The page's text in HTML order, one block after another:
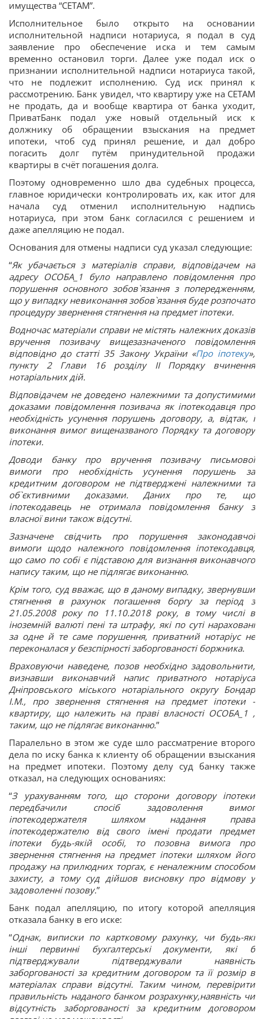
имущества “СЕТАМ”.
Исполнительное было открыто на основании
исполнительной надписи нотариуса, я подал в суд
заявление про обеспечение иска и тем самым
временно остановил торги. Далее уже подал иск о
признании исполнительной надписи нотариуса такой,
что не подлежит исполнению. Суд иск принял к
рассмотрению. Банк увидел, что квартиру уже на СЕТАМ
не продать, да и вообще квартира от банка уходит,
ПриватБанк подал уже новый отдельный иск к
должнику об обращении взыскания на предмет
ипотеки, чтоб суд принял решение, и дал добро
погасить долг путём принудительной продажи
квартиры в счёт погашения долга.
Поэтому одновременно шло два судебных процесса,
главное юридически контролировать их, как итог для
начала суд отменил исполнительную надпись
нотариуса, при этом банк согласился с решением и
даже апелляцию не подал.
Основания для отмены надписи суд указал следующие:
“Як убачається з матеріалів справи, відповідачем на
адресу ОСОБА_1 було направлено повідомлення про
порушення основного зобов`язання з попередженням,
що у випадку невиконання зобов`язання буде розпочато
процедуру звернення стягнення на предмет іпотеки.
Водночас матеріали справи не містять належних доказів
вручення позивачу вищезазначеного повідомлення
відповідно до статті 35 Закону України «Про іпотеку»,
пункту 2 Глави 16 розділу ІІ Порядку вчинення
нотаріальних дій.
Відповідачем не доведено належними та допустимими
доказами повідомлення позивача як іпотекодавця про
необхідність усунення порушень договору, а, відтак, і
виконання вимог вищеназваного Порядку та договору
іпотеки.
Доводи банку про вручення позивачу письмової
вимоги про необхідність усунення порушень за
кредитним договором не підтверджені належними та
об`єктивними доказами. Даних про те, що
іпотекодавець не отримала повідомлення банку з
власної вини також відсутні.
Зазначене свідчить про порушення законодавчої
вимоги щодо належного повідомлення іпотекодавця,
що само по собі є підставою для визнання виконавчого
напису таким, що не підлягає виконанню.
Крім того, суд вважає, що в даному випадку, звернувши
стягнення в рахунок погашення боргу за період з
21.05.2008 року по 11.10.2018 року, в тому числі в
іноземній валюті пені та штрафу, які по суті нараховані
за одне й те саме порушення, приватний нотаріус не
переконалася у безспірності заборгованості боржника.
Враховуючи наведене, позов необхідно задовольнити,
визнавши виконавчий напис приватного нотаріуса
Дніпровського міського нотаріального округу Бондар
І.М., про звернення стягнення на предмет іпотеки -
квартиру, що належить на праві власності ОСОБА_1 ,
таким, що не підлягає виконанню.”
Паралельно в этом же суде шло рассматрение второго
дела по иску банка к клиенту об обращении взыскания
на предмет ипотеки. Поэтому делу суд банку также
отказал, на следующих основаниях:
“З урахуванням того, що сторони договору іпотеки
передбачили спосіб задоволення вимог
іпотекодержателя шляхом надання права
іпотекодержателю від свого імені продати предмет
іпотеки будь-якій особі, то позовна вимога про
звернення стягнення на предмет іпотеки шляхом його
продажу на прилюдних торгах, є неналежним способом
захисту, а тому суд дійшов висновку про відмову у
задоволенні позову.”
Банк подал апелляцию, по итогу которой апелляция
отказала банку в его иске:
“Однак, виписки по картковому рахунку, чи будь-які
інші первинні бухгалтерські документи, які б
підтверджували підтверджували наявність
заборгованості за кредитним договором та її розмір в
матеріалах справи відсутні. Таким чином, перевірити
правильність наданого банком розрахунку,наявність чи
відсутність заборгованості за кредитним договором